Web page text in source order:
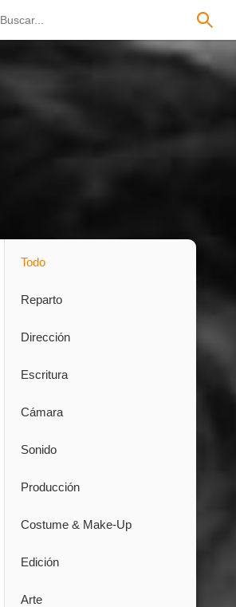
Todo
Reparto
Dirección
Escritura
Cámara
Sonido
Producción
Costume & Make-Up
Edición
Arte